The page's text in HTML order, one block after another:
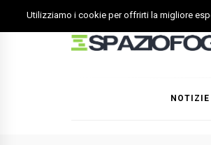
to
NOTIZIE
Utilizziamo i cookie per offrirti la migliore